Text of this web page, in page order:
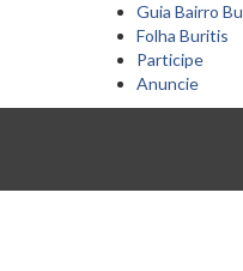
Guia Bairro
Folha Buritis
Participe
Anuncie